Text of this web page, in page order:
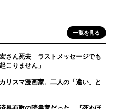
一覧を見る
さん死去 ラストメッセージでも
こりません」
スマ漫画家、二人の「違い」と